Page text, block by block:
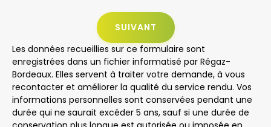
SUIVANT
Les données recueillies sur ce formulaire sont
enregistrées dans un fichier informatisé par Régaz-
Bordeaux. Elles servent à traiter votre demande, à vous
recontacter et améliorer la qualité du service rendu. Vos
informations personnelles sont conservées pendant une
durée qui ne saurait excéder 5 ans, sauf si une durée de